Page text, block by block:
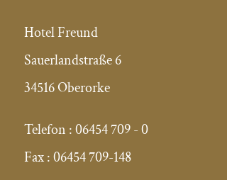
Hotel Freund
Sauerlandstraße 6
34516 Oberorke
Telefon :06454 709 - 0
Fax :06454 709-148